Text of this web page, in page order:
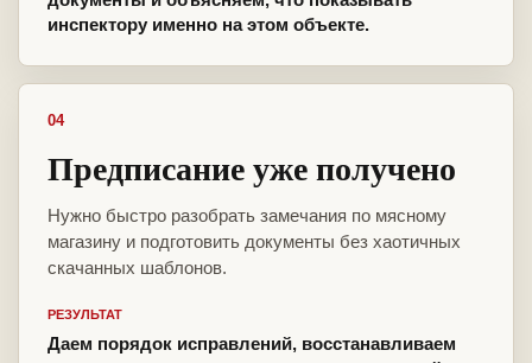
инспектору именно на этом объекте.
04
Предписание уже получено
Нужно быстро разобрать замечания по мясному
магазину и подготовить документы без хаотичных
скачанных шаблонов.
РЕЗУЛЬТАТ
Даем порядок исправлений, восстанавливаем